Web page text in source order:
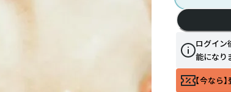
ログイン
能になり
【今なら